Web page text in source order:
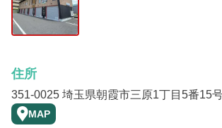
住所
351-0025 埼玉県朝霞市三原1丁目5番15
MAP